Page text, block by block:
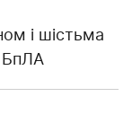
і шістьма
БпЛА